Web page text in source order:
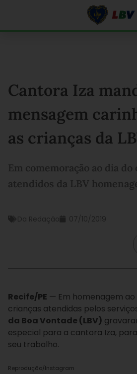
Cantora Iza
mensagem
as crianças da
Em comemoração ao dia do
atendidos da LBV
Da Redação 07/10/2019
Recife/PE — Em homenagem ao
crianças atendidas pelos
da Boa Vontade (LBV)
especial para a cantora Iza,
seu trabalho.
Reprodução/Instagram